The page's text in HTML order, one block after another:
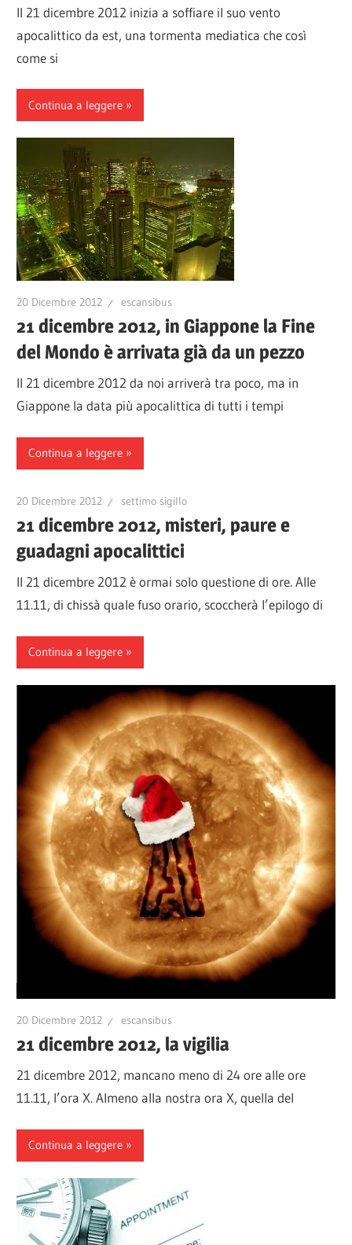
Il 21 dicembre 2012 inizia a soffiare il suo vento
apocalittico da est, una tormenta mediatica che così
come si
Continua a leggere
20 Dicembre 2012 escansibus
21 dicembre 2012, in Giappone la Fine
del Mondo è arrivata già da un pezzo
Il 21 dicembre 2012 da noi arriverà tra poco, ma in
Giappone la data più apocalittica di tutti i tempi
Continua a leggere
20 Dicembre 2012 settimo sigillo
21 dicembre 2012, misteri, paure e
guadagni apocalittici
Il 21 dicembre 2012 è ormai solo questione di ore. Alle
11.11, di chissà quale fuso orario, scoccherà l’epilogo di
Continua a leggere
20 Dicembre 2012 escansibus
21 dicembre 2012, la vigilia
21 dicembre 2012, mancano meno di 24 ore alle ore
11.11, l’ora X. Almeno alla nostra ora X, quella del
Continua a leggere